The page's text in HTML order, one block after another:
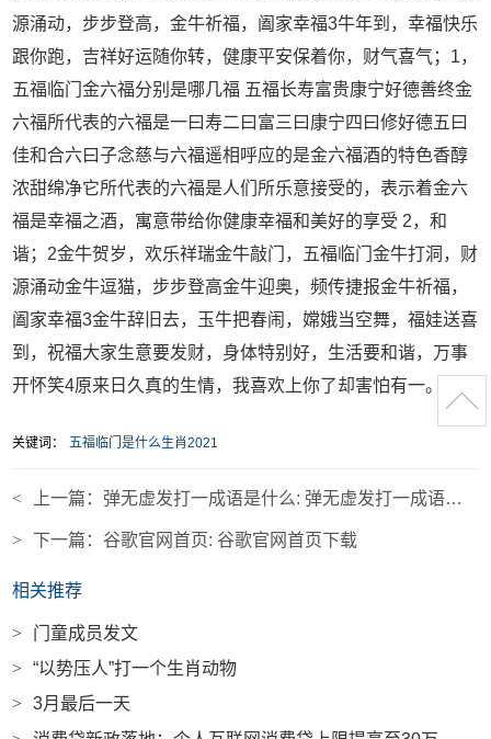
源涌动，步步登高，金牛祈福，阖家幸福3牛年到，幸福快乐
跟你跑，吉祥好运随你转，健康平安保着你，财气喜气；1，
五福临门金六福分别是哪几福 五福长寿富贵康宁好德善终金
六福所代表的六福是一曰寿二曰富三曰康宁四曰修好德五曰
佳和合六曰子念慈与六福遥相呼应的是金六福酒的特色香醇
浓甜绵净它所代表的六福是人们所乐意接受的，表示着金六
福是幸福之酒，寓意带给你健康幸福和美好的享受 2，和
谐；2金牛贺岁，欢乐祥瑞金牛敲门，五福临门金牛打洞，财
源涌动金牛逗猫，步步登高金牛迎奥，频传捷报金牛祈福，
阖家幸福3金牛辞旧去，玉牛把春闹，嫦娥当空舞，福娃送喜
到，祝福大家生意要发财，身体特别好，生活要和谐，万事
开怀笑4原来日久真的生情，我喜欢上你了却害怕有一。
关键词： 五福临门是什么生肖2021
< 上一篇： 弹无虚发打一成语是什么: 弹无虚发打一成语是什么成语
> 下一篇：谷歌官网首页: 谷歌官网首页下载
相关推荐
>
门童成员发文
>
“以势压人”打一个生肖动物
>
3月最后一天